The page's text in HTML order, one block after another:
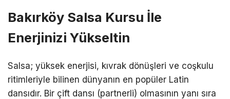
Bakırköy Salsa Kursu İle
Enerjinizi Yükseltin
Salsa; yüksek enerjisi, kıvrak dönüşleri ve coşkulu
ritimleriyle bilinen dünyanın en popüler Latin
dansıdır. Bir çift dansı (partnerli) olmasının yanı sıra